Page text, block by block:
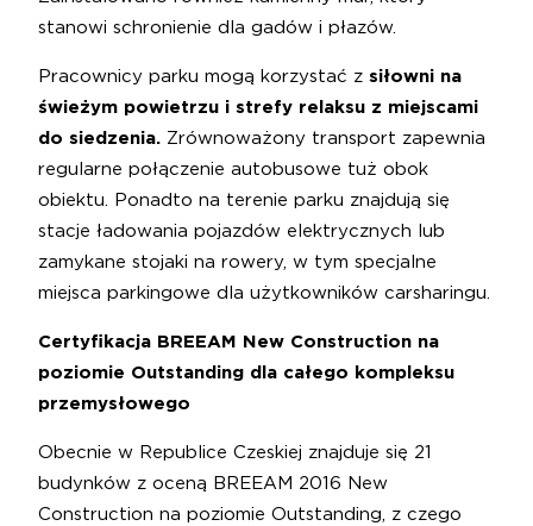
stanowi schronienie dla gadów i płazów.
Pracownicy parku mogą korzystać z siłowni na
świeżym powietrzu i strefy relaksu z miejscami
do siedzenia. Zrównoważony transport zapewnia
regularne połączenie autobusowe tuż obok
obiektu. Ponadto na terenie parku znajdują się
stacje ładowania pojazdów elektrycznych lub
zamykane stojaki na rowery, w tym specjalne
miejsca parkingowe dla użytkowników carsharingu.
Certyfikacja BREEAM New Construction na
poziomie Outstanding dla całego kompleksu
przemysłowego
Obecnie w Republice Czeskiej znajduje się 21
budynków z oceną BREEAM 2016 New
Construction na poziomie Outstanding, z czego